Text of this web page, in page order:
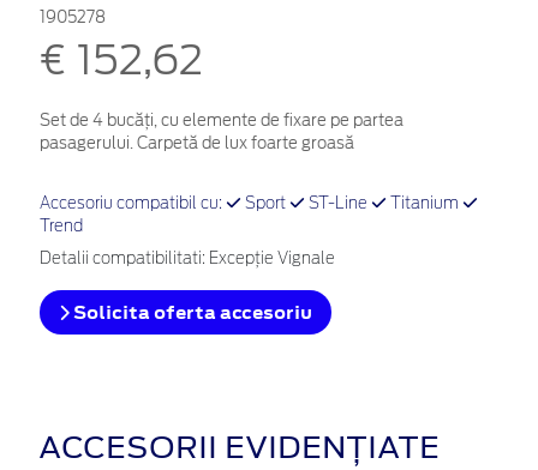
1905278
€ 152,62
Set de 4 bucăți, cu elemente de fixare pe partea
pasagerului. Carpetă de lux foarte groasă
Accesoriu compatibil cu: Sport ST-Line
Titanium
Trend
Detalii compatibilitati: Excepție Vignale
Solicita oferta accesoriu
ACCESORII EVIDENȚIATE